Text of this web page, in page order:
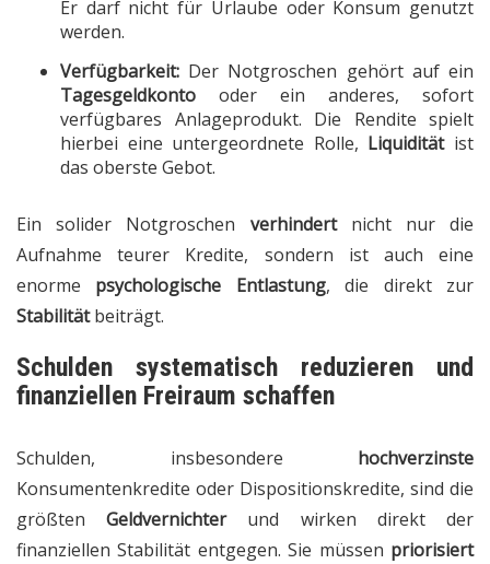
Er darf nicht für Urlaube oder Konsum genutzt
werden.
Verfügbarkeit: Der Notgroschen gehört auf ein
Tagesgeldkonto oder ein anderes, sofort
verfügbares Anlageprodukt. Die Rendite spielt
hierbei eine untergeordnete Rolle, Liquiditätist
das oberste Gebot.
Ein solider Notgroschen verhindertnicht nur die
Aufnahme teurer Kredite, sondern ist auch eine
enorme psychologische Entlastung, die direkt zur
Stabilitätbeiträgt.
Schulden systematisch reduzieren und
finanziellen Freiraum schaffen
Schulden, insbesondere hochverzinste
Konsumentenkredite oder Dispositionskredite, sind die
größtenGeldvernichterund wirken direkt der
finanziellen Stabilität entgegen. Sie müssen priorisiert